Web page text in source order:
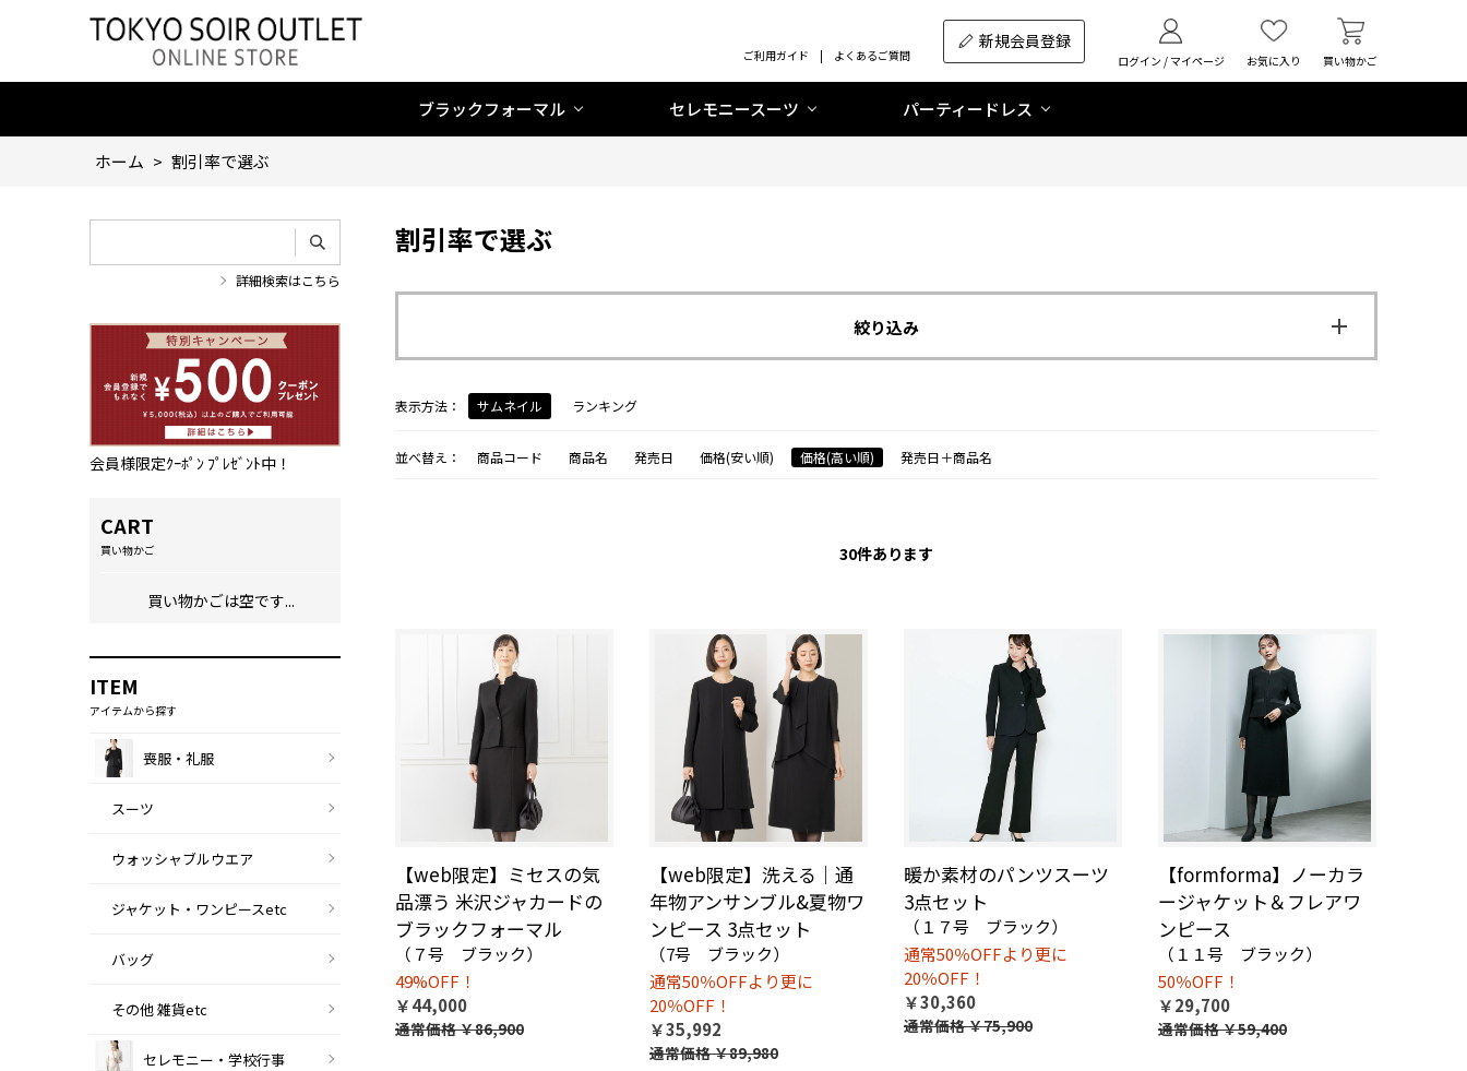
ご利用ガイド よくあるご質問
新規会員登録
ログイン / マイページ お気に入り 買い物かご
ブラックフォーマル セレモニースーツ パーティードレス
ホーム > 割引率で選ぶ
詳細検索はこちら
会員様限定ｸｰﾎﾟﾝ ﾌﾟﾚｾﾞﾝﾄ中！
CART
買い物かご
買い物かごは空です...
ITEM
アイテムから探す
喪服・礼服
スーツ
ウォッシャブルウエア
ジャケット・ワンピースetc
バッグ
その他 雑貨etc
セレモニー・学校行事
割引率で選ぶ
絞り込み
表示方法： サムネイル ランキング
並べ替え： 商品コード 商品名 発売日 価格(安い順) 価格(高い順) 発売日＋商品名
30件あります
【web限定】ミセスの気
品漂う 米沢ジャカードの
ブラックフォーマル
（７号 ブラック）
49%OFF！
￥44,000
通常価格￥86,900
【web限定】洗える｜通
年物アンサンブル&夏物ワ
ンピース 3点セット
（7号 ブラック）
通常50％OFFより更に
20％OFF！
￥35,992
通常価格￥89,980
暖か素材のパンツスーツ
3点セット
（１７号 ブラック）
通常50％OFFより更に
20％OFF！
￥30,360
通常価格￥75,900
【formforma】ノーカラ
ージャケット＆フレアワ
ンピース
（１１号 ブラック）
50％OFF！
￥29,700
通常価格￥59,400